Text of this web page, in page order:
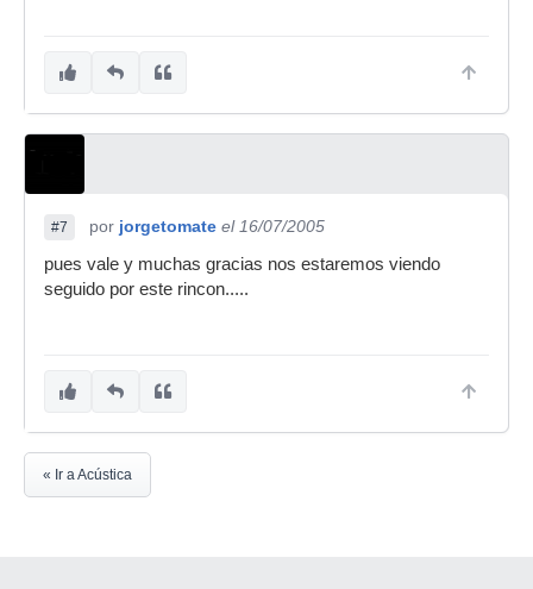
#7 por jorgetomate el 16/07/2005
pues vale y muchas gracias nos estaremos viendo
seguido por este rincon.....
« Ir a Acústica